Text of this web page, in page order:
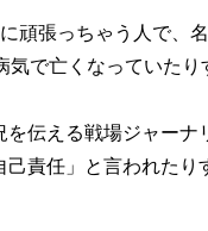
張っちゃう人で、
で亡くなっていたり
伝える戦場ジャーナ
責任」と言われた